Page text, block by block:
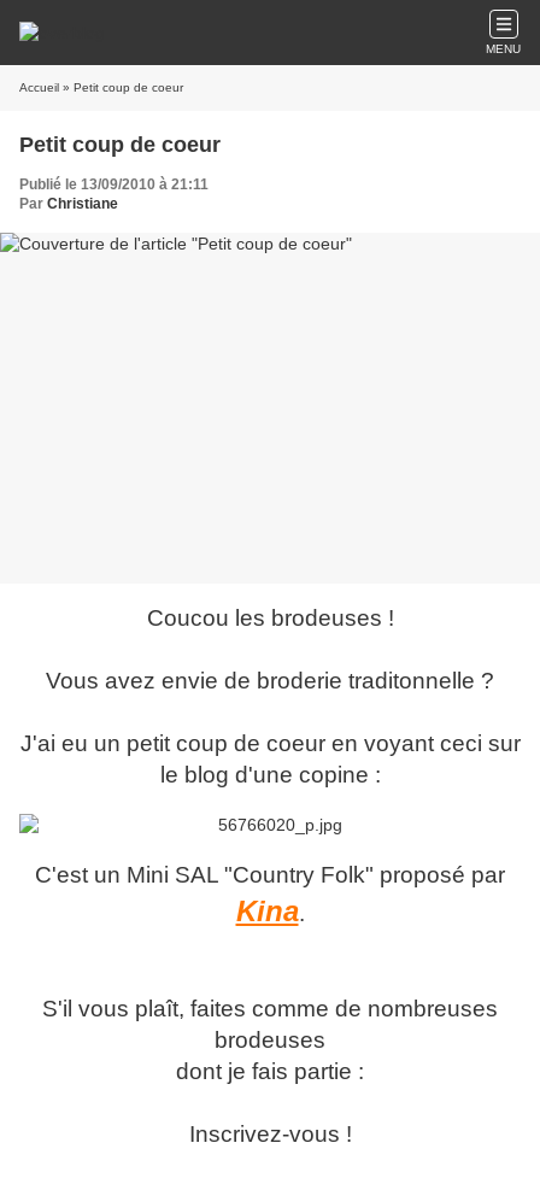
MENU
Accueil » Petit coup de coeur
Petit coup de coeur
Publié le 13/09/2010 à 21:11
Par Christiane
Coucou les brodeuses !
Vous avez envie de broderie traditonnelle ?
J'ai eu un petit coup de coeur en voyant ceci sur
le blog d'une copine :
C'est un Mini SAL "Country Folk" proposé par
Kina.
S'il vous plaît, faites comme de nombreuses
brodeuses
dont je fais partie :
Inscrivez-vous !